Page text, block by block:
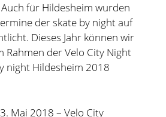
für Hildesheim wurden
der skate by night auf
Dieses Jahr können wir
Rahmen der Velo City Night
night Hildesheim 2018
Mai 2018 – Velo City